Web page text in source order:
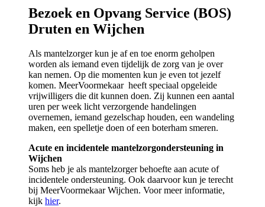
Bezoek en Opvang Service (BOS)
Druten en Wijchen
Als mantelzorger kun je af en toe enorm geholpen
worden als iemand even tijdelijk de zorg van je over
kan nemen. Op die momenten kun je even tot jezelf
komen. MeerVoormekaar heeft speciaal opgeleide
vrijwilligers die dit kunnen doen. Zij kunnen een aantal
uren per week licht verzorgende handelingen
overnemen, iemand gezelschap houden, een wandeling
maken, een spelletje doen of een boterham smeren.
Acute en incidentele mantelzorgondersteuning in
Wijchen
Soms heb je als mantelzorger behoefte aan acute of
incidentele ondersteuning. Ook daarvoor kun je terecht
bij MeerVoormekaar Wijchen. Voor meer informatie,
kijk hier.